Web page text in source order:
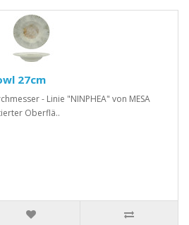
27cm
- Linie "NINPHEA" von MESA
Oberflä..